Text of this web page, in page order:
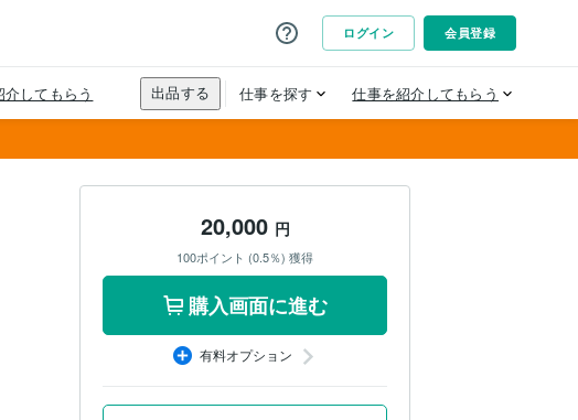
20,000 円
100ポイント (0.5％) 獲得
購入画面に進む
有料オプション